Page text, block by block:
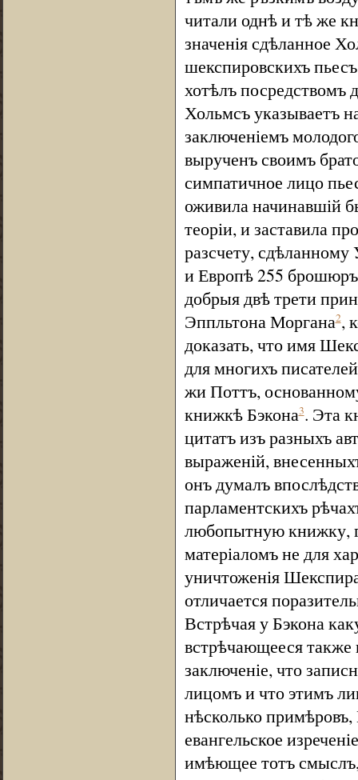
читали однѣ и тѣ же
значенія сдѣланное
шекспировскихъ
хотѣлъ посредствомъ
Хольмсъ указываетъ
заключеніемъ
вырученъ своимъ
симпатичное лицо
оживила начинавшій
теоріи, и заставила
разсчету,
и Европѣ 255 брошюръ
добрыя двѣ трети
Эппльтона Моргана2,
доказать, что имя
для многихъ
жи Поттъ,
книжкѣ Бэкона3. Эта
цитатъ изъ разныхъ
выраженій,
онъ думалъ
парламентскихъ
любопытную книжку,
матеріаломъ не для
уничтоженія
отличается
Встрѣчая у Бэкона
встрѣчающееся также
заключеніе, что
лицомъ и что этимъ
нѣсколько
евангельское
имѣющее тотъ